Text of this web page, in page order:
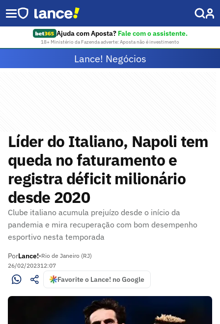
Ajuda com Aposta? Fale com o assistente.
18+ Ministério da Fazenda adverte: Aposta não é investimento
Lance! Negócios
Líder do Italiano, Napoli tem
queda no faturamento e
registra déficit milionário
desde 2020
Clube italiano acumula prejuízo desde o início da
pandemia e mira recuperação com bom desempenho
esportivo nesta temporada
PorLance!•Rio de Janeiro (RJ)
26/02/202312:07
Favorite o Lance! no Google